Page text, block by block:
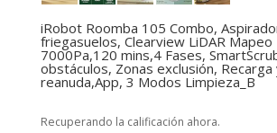
iRobot Roomba 105 Combo,
friegasuelos, Clearview LiDAR
7000Pa,120 mins,4 Fases,
obstáculos, Zonas exclusión, Recarga
reanuda,App, 3 Modos Limpieza_B
Recuperando la calificación ahora.